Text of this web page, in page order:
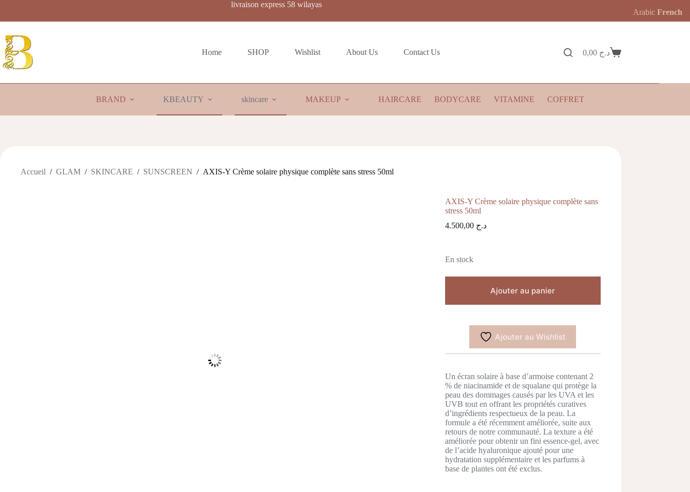
contenu
livraison express 58 wilayas
Home SHOP Wishlist About Us Contact Us
Panierد.ج 0,00
BRAND KBEAUTY skincare MAKEUP HAIRCARE BODYCARE VITAMINE COFFRET
Accueil / GLAM / SKINCARE / SUNSCREEN / AXIS-Y Crème solaire physique complète sans stress 50ml
AXIS-Y Crème solaire physique complète sans
stress 50ml
د.ج 4.500,00
En stock
Ajouter au panier
Ajouter au Wishlist
Un écran solaire à base d’armoise contenant 2
% de niacinamide et de squalane qui protège la
peau des dommages causés par les UVA et les
UVB tout en offrant les propriétés curatives
d’ingrédients respectueux de la peau. La
formule a été récemment améliorée, suite aux
retours de notre communauté. La texture a été
améliorée pour obtenir un fini essence-gel, avec
de l’acide hyaluronique ajouté pour une
hydratation supplémentaire et les parfums à
base de plantes ont été exclus.
Arabic French